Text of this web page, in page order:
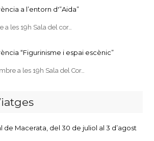
a l’entorn d'”Aida”
a les 19h Sala del cor…
“Figurinisme i espai escènic”
a les 19h Sala del Cor…
de Macerata, del 30 de juliol al 3 d’agost